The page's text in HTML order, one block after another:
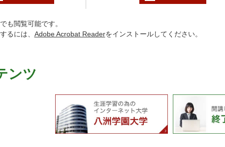
も閲覧可能です。
るには、 Adobe Acrobat Readerをインストールしてください。
ンツ